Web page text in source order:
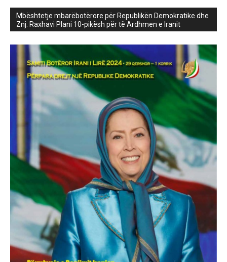
Mbështetje mbarëbotërore për Republikën Demokratike dhe
Znj. Raxhavi Plani 10-pikësh për të Ardhmen e Iranit